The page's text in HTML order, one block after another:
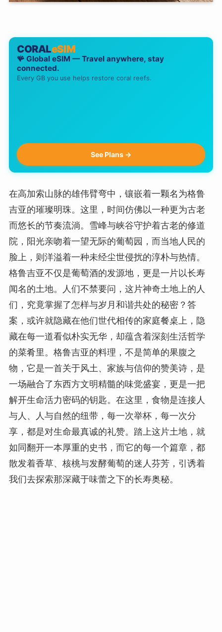
CORALeSIM
🪸 Global eSIM — Travel anywhere, stay
connected.
Every GB you use helps restore coral reefs.
See Plans →
在高加索山脉的雄伟臂弯中，镶嵌着一颗名为格鲁
吉亚的璀璨明珠。这里，时间仿佛以一种更为古老
而悠长的节奏流淌。雪峰与峡谷守护着古老的修道
院，阳光亲吻着一望无际的葡萄园，而当地人民的
脸上，则洋溢着一种未经尘世侵扰的淳朴与热情。
格鲁吉亚不仅是葡萄酒的发源地，更是一片以长寿
闻名的土地。人们不禁要问，这片神奇土地上的人
们，究竟掌握了怎样与岁月和谐共处的秘密？答
案，或许就隐藏在他们世代相传的家庭餐桌上，隐
藏在每一道看似朴实无华，却蕴含着深刻生活哲学
的菜肴里。格鲁吉亚的料理，不是简单的果腹之
物，它是一首关于风土、家族与信仰的赞美诗，是
一场融合了东西方文明精髓的味觉盛宴，更是一把
解开生命活力密码的钥匙。在这里，食物是连接人
与人、人与自然的纽带，每一次举杯，每一次分
享，都是对生命最真诚的礼赞。踏上这片土地，就
如同翻开一本厚重的史书，而它的每一个篇章，都
散发着香草、核桃与发酵葡萄的迷人芬芳，引诱着
我们去探索那深藏于味蕾之下的长寿奥秘。